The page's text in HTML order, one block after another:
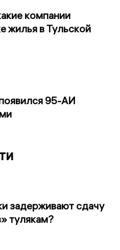
компании
жилья в Тульской
95-АИ
задерживают сдачу
тулякам?